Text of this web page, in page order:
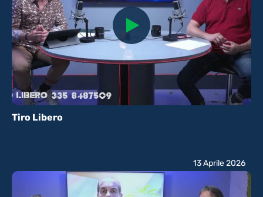
Tiro Libero
13 Aprile 2026